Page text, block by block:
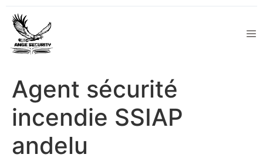
Agent sécurité
incendie SSIAP
andelu